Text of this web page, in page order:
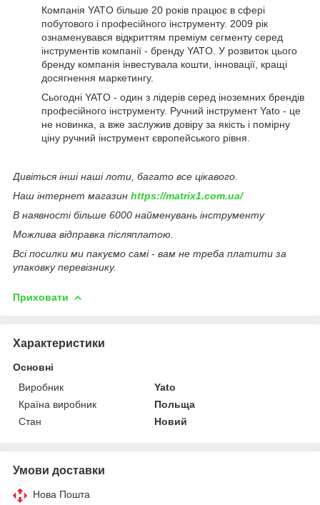
Компанія YATO більше 20 років працює в сфері
побутового і професійного інструменту. 2009 рік
ознаменувався відкриттям преміум сегменту серед
інструментів компанії - бренду YATO. У розвиток цього
бренду компанія інвестувала кошти, інновації, кращі
досягнення маркетингу.
Сьогодні YATO - один з лідерів серед іноземних брендів
професійного інструменту. Ручний інструмент Yato - це
не новинка, а вже заслужив довіру за якість і помірну
ціну ручний інструмент європейського рівня.
Дивіться інші наші лоти, багато все цікавого.
Наш інтернет магазин https://matrix1.com.ua/
В наявності більше 6000 найменувань інструменту
Можлива відправка післяплатою.
Всі посилки ми пакуємо самі - вам не треба платити за
упаковку перевізнику.
Приховати
Характеристики
Основні
Виробник
Yato
Країна виробник
Польща
Стан
Новий
Умови доставки
Нова Пошта